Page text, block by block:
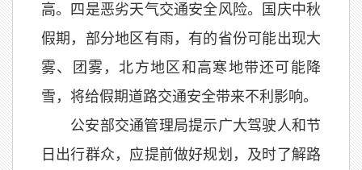
高。四是恶劣天气交通安全风险。国庆中秋
假期，部分地区有雨，有的省份可能出现大
雾、团雾，北方地区和高寒地带还可能降
雪，将给假期道路交通安全带来不利影响。
公安部交通管理局提示广大驾驶人和节
日出行群众，应提前做好规划，及时了解路